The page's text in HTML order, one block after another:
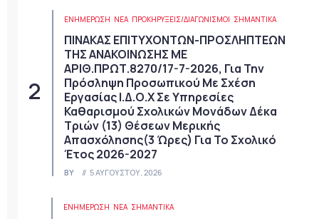
ΕΝΗΜΕΡΩΣΗ ΝΈΑ ΠΡΟΚΗΡΎΞΕΙΣ/ΔΙΑΓΩΝΙΣΜΟΊ ΣΗΜΑΝΤΙΚΆ
ΠΙΝΑΚΑΣ ΕΠΙΤΥΧΟΝΤΩΝ-ΠΡΟΣΛΗΠΤΕΩΝ
ΤΗΣ ΑΝΑΚΟΙΝΩΣΗΣ ΜΕ
ΑΡΙΘ.ΠΡΩΤ.8270/17-7-2026, Για Την
Πρόσληψη Προσωπικού Με Σχέση
Εργασίας Ι.Δ.Ο.Χ Σε Υπηρεσίες
Καθαρισμού Σχολικών Μονάδων Δέκα
Τριών (13) Θέσεων Μερικής
Απασχόλησης(3 Ώρες) Για Το Σχολικό
Έτος 2026-2027
BY 5 ΑΥΓΟΎΣΤΟΥ, 2026
ΕΝΗΜΕΡΩΣΗ ΝΈΑ ΣΗΜΑΝΤΙΚΆ